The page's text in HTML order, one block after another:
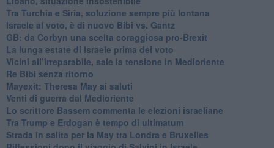
Tra Turchia e Siria, soluzione sempre più lontana
Israele al voto, è di nuovo Bibi vs. Gantz
GB: da Corbyn una scelta coraggiosa pro-Brexit
La lunga estate di Israele prima del voto
Vicini all’irreparabile, sale la tensione in Medioriente
Re Bibi senza ritorno
Mayexit: Theresa May ai saluti
Venti di guerra dal Medioriente
Lo scrittore Bassem commenta le elezioni israeliane
Tra Trump e Erdogan è tempo di ultimatum
Strada in salita per la May tra Londra e Bruxelles